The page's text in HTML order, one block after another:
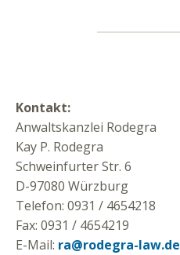
Kontakt:
Anwaltskanzlei Rodegra
Kay P. Rodegra
Schweinfurter Str. 6
D-97080 Würzburg
Telefon: 0931 / 4654218
Fax: 0931 / 4654219
E-Mail: ra@rodegra-law.de